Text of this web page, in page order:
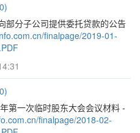
部分子公司提供委托贷款的公告
finalpage/2019-01-
第一次临时股东大会会议材料 -
finalpage/2018-02-